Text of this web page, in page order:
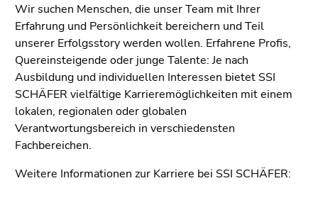
Wir suchen Menschen, die unser Team mit Ihrer
Erfahrung und Persönlichkeit bereichern und Teil
unserer Erfolgsstory werden wollen. Erfahrene Profis,
Quereinsteigende oder junge Talente: Je nach
Ausbildung und individuellen Interessen bietet SSI
SCHÄFER vielfältige Karrieremöglichkeiten mit einem
lokalen, regionalen oder globalen
Verantwortungsbereich in verschiedensten
Fachbereichen.
Weitere Informationen zur Karriere bei SSI SCHÄFER: